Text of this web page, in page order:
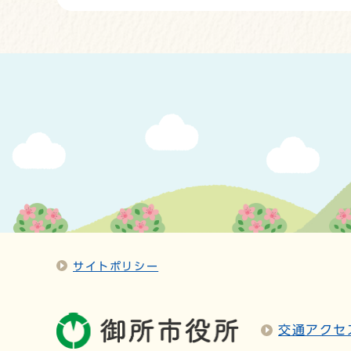
サイトポリシー
交通アクセ